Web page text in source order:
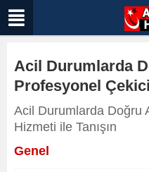
Acil Durumlarda
Profesyonel
Acil Durumlarda Doğru
Hizmeti ile Tanışın
Genel